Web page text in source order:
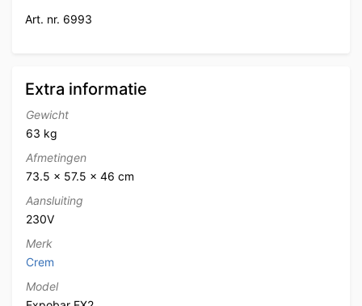
Art. nr. 6993
Extra informatie
Gewicht
63 kg
Afmetingen
73.5 × 57.5 × 46 cm
Aansluiting
230V
Merk
Crem
Model